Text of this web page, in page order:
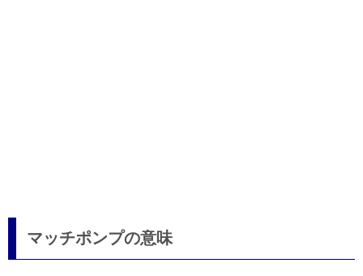
マッチポンプの意味